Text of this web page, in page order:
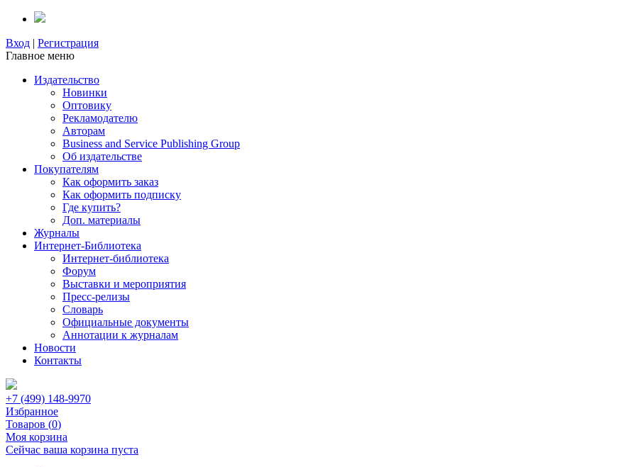
Вход | Регистрация
Главное меню
Издательство
Новинки
Оптовику
Рекламодателю
Авторам
Business and Service Publishing Group
Об издательстве
Покупателям
Как оформить заказ
Как оформить подписку
Где купить?
Доп. материалы
Журналы
Интернет-Библиотека
Интернет-библиотека
Форум
Выставки и мероприятия
Пресс-релизы
Словарь
Официальные документы
Аннотации к журналам
Новости
Контакты
+7 (499) 148-9970
Избранное
Товаров (0)
Моя корзина
Сейчас ваша корзина пуста